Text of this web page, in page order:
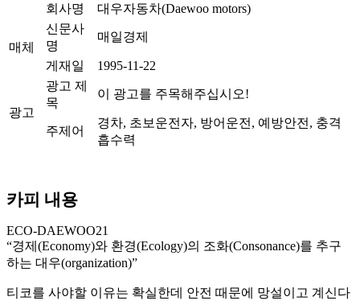
회사명
대우자동차(Daewoo motors)
매체
신문사
명
매일경제
게재일 1995-11-22
광고
광고 제
목
이 광고를 주목해주십시오!
주제어
경차, 초보운전자, 방어운전, 예방안전, 충격
흡수력
카피 내용
ECO-DAEWOO21
“경제(Economy)와 환경(Ecology)의 조화(Consonance)를 추구
하는 대우(organization)”
티코를 사야할 이유는 확실한데 안전 때문에 망설이고 계신다